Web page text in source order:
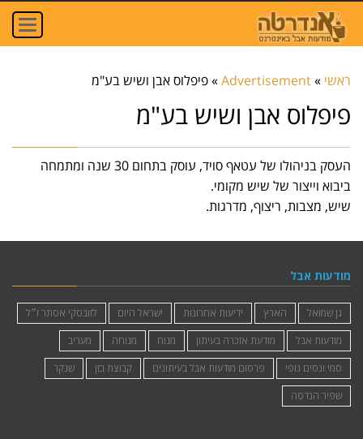
ראשי »
Advertisement
»פיפלוס אבן ושיש בע"מ
פיפלוס אבן ושיש בע"מ
העסק בניהולו של עטאף סויד, עוסק בתחום 30 שנה ומתמחה
ביבוא וייצור של שיש מקומי.
שיש, מצבות, ריצוף, מדרגות.
מודעות אבל
גן שמואל הארץ ידיעות אחרונות ישראל היום
לזובסקי אסתר ז״ל
מודעות אבל
מודעת אזכרה בעיתון מנוח מנוחה
מעריב
סמי ונסים נופי
פרסום מודעות אבל בעיתונים קבוצת בזן
שנקר
שפיר הנדסה